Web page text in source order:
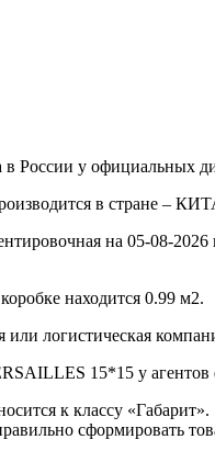
России у официальных
в стране –
на 05-08-
находится 0.99 м2.
логистическая
15*15 у агентов
к классу «Габарит».
сформировать